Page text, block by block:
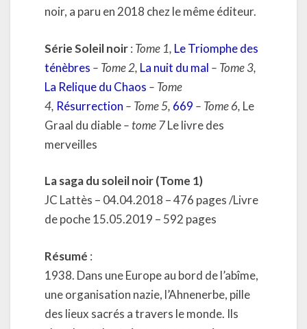
noir, a paru en 2018 chez le même éditeur.
Série Soleil noir: Tome 1, Le Triomphe des
ténèbres – Tome 2, La nuit du mal – Tome 3,
La Relique du Chaos – Tome
4, Résurrection – Tome 5, 669 – Tome 6, Le
Graal du diable– tome 7Le livre des
merveilles
La saga du soleil noir (Tome 1)
JC Lattès – 04.04.2018 – 476 pages /Livre
de poche 15.05.2019 – 592 pages
Résumé :
1938. Dans une Europe au bord de l’abîme,
une organisation nazie, l’Ahnenerbe, pille
des lieux sacrés a travers le monde. Ils